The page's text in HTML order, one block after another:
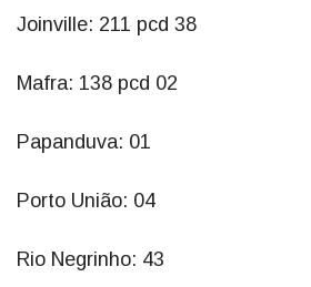
Joinville: 211 pcd 38
Mafra: 138 pcd 02
Papanduva: 01
Porto União: 04
Rio Negrinho: 43